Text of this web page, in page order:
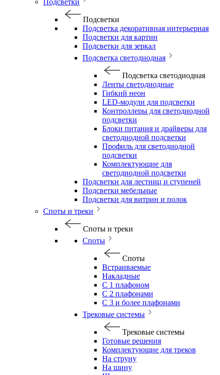
Подсветки
Подсветки
Подсветка декоративная интерьерная
Подсветки для картин
Подсветки для зеркал
Подсветка светодиодная
Подсветка светодиодная
Ленты светодиодные
Гибкий неон
LED-модули для подсветки
Контроллеры для светодиодной
подсветки
Блоки питания и драйверы для
светодиодной подсветки
Профиль для светодиодной
подсветки
Комплектующие для
светодиодной подсветки
Подсветки для лестниц и ступеней
Подсветки мебельные
Подсветки для витрин и полок
Споты и треки
Споты и треки
Споты
Споты
Встраиваемые
Накладные
С 1 плафоном
С 2 плафонами
С 3 и более плафонами
Трековые системы
Трековые системы
Готовые решения
Комплектующие для треков
На струну
На шину